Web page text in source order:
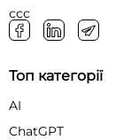
ссс
Топ категорії
AI
ChatGPT